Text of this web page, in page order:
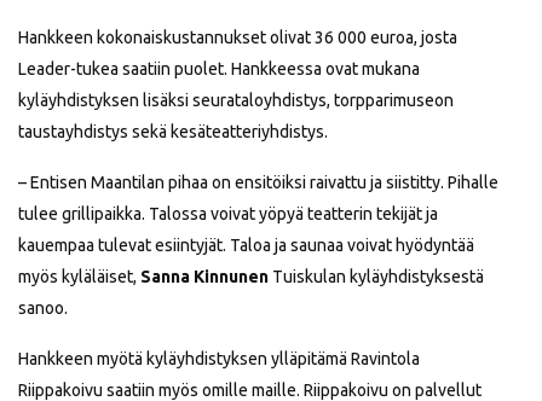
Hankkeen kokonaiskustannukset olivat 36 000 euroa, josta
Leader-tukea saatiin puolet. Hankkeessa ovat mukana
kyläyhdistyksen lisäksi seurataloyhdistys, torpparimuseon
taustayhdistys sekä kesäteatteriyhdistys.
– Entisen Maantilan pihaa on ensitöiksi raivattu ja siistitty. Pihalle
tulee grillipaikka. Talossa voivat yöpyä teatterin tekijät ja
kauempaa tulevat esiintyjät. Taloa ja saunaa voivat hyödyntää
myös kyläläiset, Sanna Kinnunen Tuiskulan kyläyhdistyksestä
sanoo.
Hankkeen myötä kyläyhdistyksen ylläpitämä Ravintola
Riippakoivu saatiin myös omille maille. Riippakoivu on palvellut